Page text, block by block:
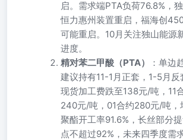
启。需求端PTA负荷76.8%，独
恒力惠州装置重启，福海创
可能重启。10月关注独山能源
进度。
精对苯二甲酸（PTA）
：单边
建议持有11-1月正套，1-5月反
现货加工费跌至138元/吨，11
240元/吨，01合约280元/吨，
聚酯开工率91.6%，长丝部分
点不超过92%，未来四季度需